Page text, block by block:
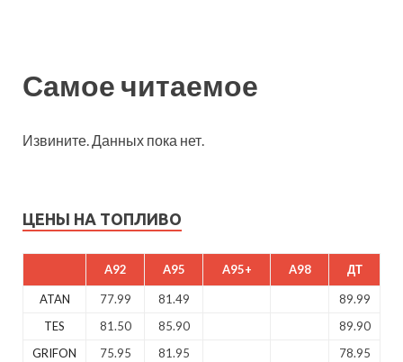
Самое читаемое
Извините. Данных пока нет.
ЦЕНЫ НА ТОПЛИВО
A92 A95 A95+ A98 ДТ
ATAN 77.99 81.49
89.99
TES
81.50 85.90
89.90
GRIFON
75.95 81.95 78.95